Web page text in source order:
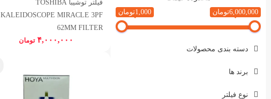
فیلتر توشیبا TOSHIBA
KALEIDOSCOPE MIRACLE 3PF
62MM FILTER
۴,۰۰۰,۰۰۰ تومان
1,000تومان 6,000,000تومان
دسته بندی محصولات
برند ها
نوع فیلتر